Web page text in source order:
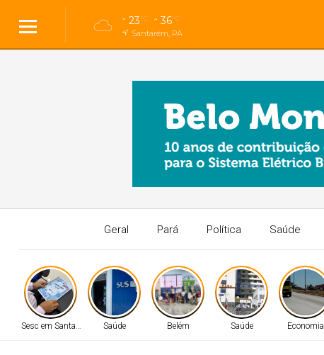
23°C 36°C
Santarém, PA
Geral Pará Política Saúde
Sesc em Santarém Saúde Belém Saúde Economia